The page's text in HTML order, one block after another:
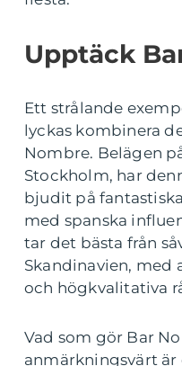
Upptäck
Ett strålande
lyckas kombinera
Nombre. Belägen
Stockholm, har
bjudit på
med spanska
tar det bästa från
Skandinavien, med
och högkvalitativa
Vad som gör Bar
anmärkningsvärt är